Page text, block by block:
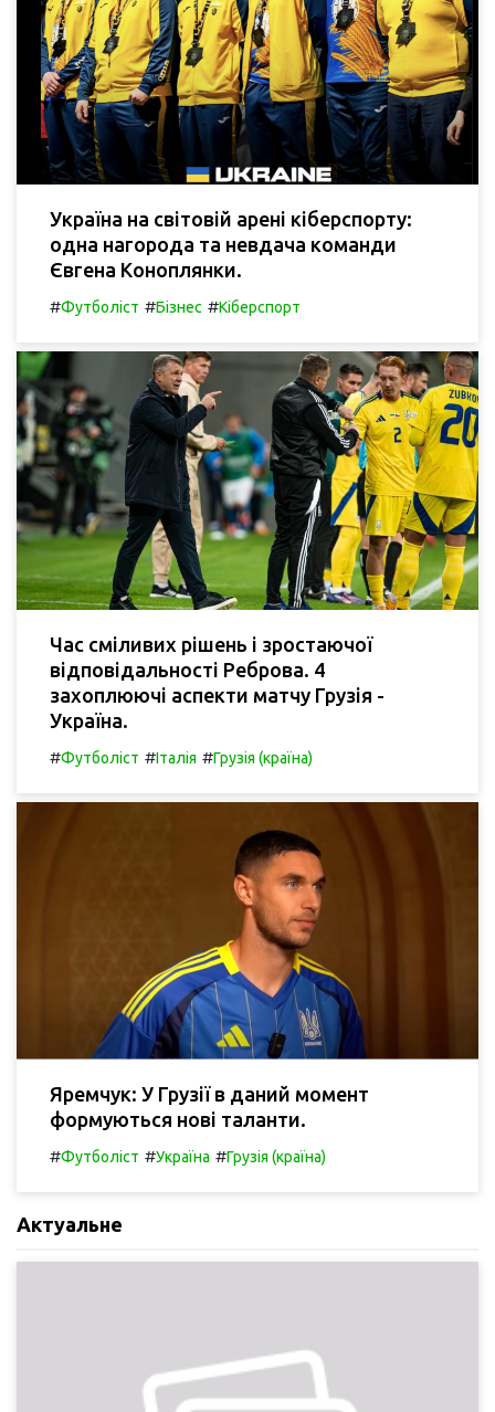
Україна на світовій арені кіберспорту:
одна нагорода та невдача команди
Євгена Коноплянки.
#Футболіст #Бізнес #Кіберспорт
Час сміливих рішень і зростаючої
відповідальності Реброва. 4
захоплюючі аспекти матчу Грузія -
Україна.
#Футболіст #Італія #Грузія (країна)
Яремчук: У Грузії в даний момент
формуються нові таланти.
#Футболіст #Україна #Грузія (країна)
Актуальне